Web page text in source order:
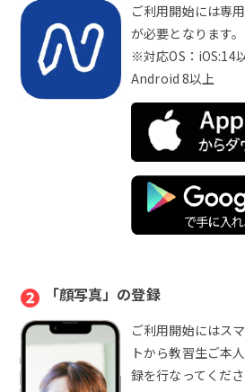
ご利用開始には専
が必要となります。
※対応OS：iOS:14
Android 8以上
❷ 「顔写真」の登録
ご利用開始にはス
トから教習生ご本
録を行なってくださ